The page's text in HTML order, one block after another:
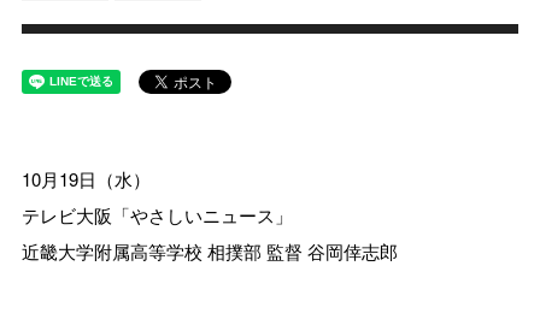
10月19日（水）
テレビ大阪「やさしいニュース」
近畿大学附属高等学校 相撲部 監督 谷岡倖志郎